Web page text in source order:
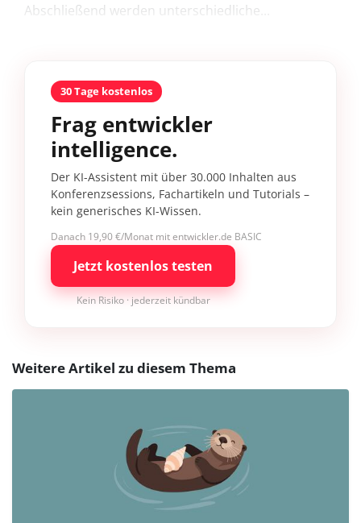
Abschließend werden unterschiedliche...
30 Tage kostenlos
Frag entwickler
intelligence.
Der KI-Assistent mit über 30.000 Inhalten aus
Konferenzsessions, Fachartikeln und Tutorials –
kein generisches KI-Wissen.
Danach 19,90 €/Monat mit entwickler.de BASIC
Jetzt kostenlos testen
Kein Risiko · jederzeit kündbar
Weitere Artikel zu diesem Thema